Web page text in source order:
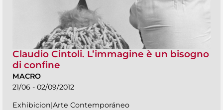
Claudio Cintoli. L’immagine è un bisogno
di confine
MACRO
21/06 - 02/09/2012
Exhibicion|Arte Contemporáneo